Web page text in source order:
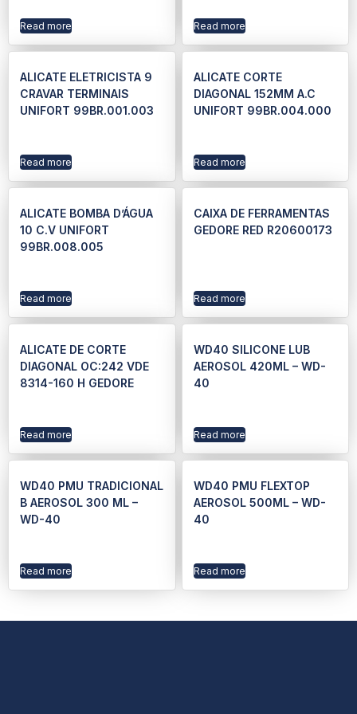
Read more Read more
ALICATE ELETRICISTA 9
CRAVAR TERMINAIS
UNIFORT 99BR.001.003
Read more
ALICATE CORTE
DIAGONAL 152MM A.C
UNIFORT 99BR.004.000
Read more
ALICATE BOMBA D’ÁGUA
10 C.V UNIFORT
99BR.008.005
Read more
CAIXA DE FERRAMENTAS
GEDORE RED R20600173
Read more
ALICATE DE CORTE
DIAGONAL OC:242 VDE
8314-160 H GEDORE
Read more
WD40 SILICONE LUB
AEROSOL 420ML – WD-
40
Read more
WD40 PMU TRADICIONAL
B AEROSOL 300 ML –
WD-40
Read more
WD40 PMU FLEXTOP
AEROSOL 500ML – WD-
40
Read more